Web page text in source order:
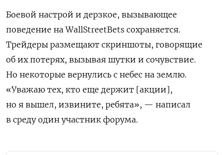
Боевой настрой и дерзкое, вызывающее
поведение наWallStreetBets сохраняется.
Трейдеры размещают скриншоты, говорящие
об их потерях, вызывая шутки и сочувствие.
Но некоторые вернулись с небес на землю.
«Уважаю тех, кто еще держит [акции],
но я вышел, извините, ребята», — написал
в среду один участник форума.